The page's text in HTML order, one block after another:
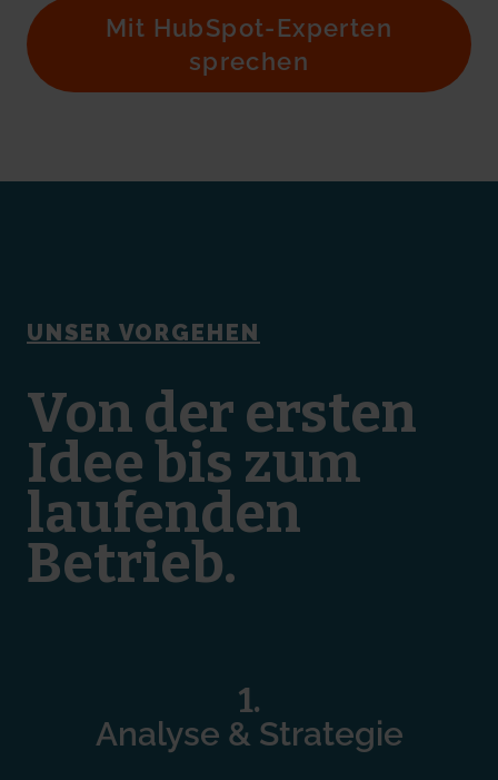
Mit HubSpot-Experten
sprechen
UNSER VORGEHEN
Von der ersten
Idee bis zum
laufenden
Betrieb.
1.
Analyse & Strategie